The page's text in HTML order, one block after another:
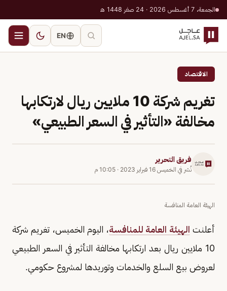
الجمعة، 7 أغسطس 2026 · 24 صفر 1448 هـ
EN
الاقتصاد
تغريم شركة 10 ملايين ريال لارتكابها
مخالفة «التأثير في السعر الطبيعي»
فريق التحرير
نُشر في الخميس 16 فبراير 2023 · 10:05 م
الهيئة العامة المنافسة
أعلنت الهيئة العامة للمنافسة، اليوم الخميس، تغريم شركة
10 ملايين ريال بعد ارتكابها مخالفة التأثير في السعر الطبيعي
لعروض بيع السلع والخدمات وتوريدها لمشروع حكومي.